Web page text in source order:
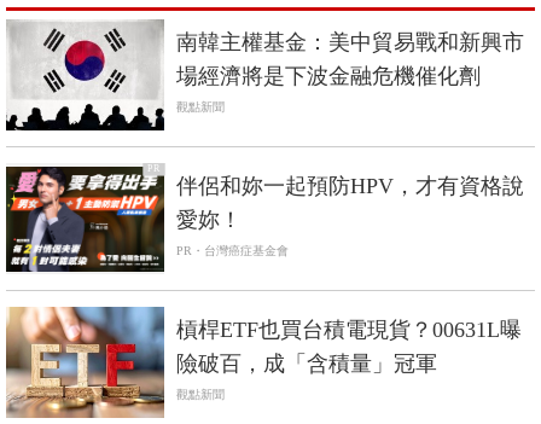
南韓主權基金：美中貿易戰和新興市
場經濟將是下波金融危機催化劑
觀點新聞
PR
伴侶和妳一起預防HPV，才有資格說
愛妳！
PR・台灣癌症基金會
槓桿ETF也買台積電現貨？00631L曝
險破百，成「含積量」冠軍
觀點新聞